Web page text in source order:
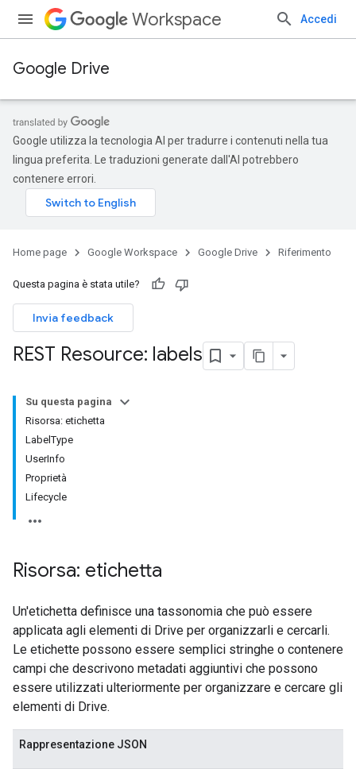
Workspace Accedi
Google Drive
Google utilizza la tecnologia AI per tradurre i contenuti nella tua
lingua preferita. Le traduzioni generate dall'AI potrebbero
contenere errori.
Home page Google Workspace Google Drive Riferimento
Questa pagina è stata utile?
Invia feedback
REST Resource: labels
Su questa pagina
Risorsa: etichetta
LabelType
UserInfo
Proprietà
Lifecycle
Risorsa: etichetta
Un'etichetta definisce una tassonomia che può essere
applicata agli elementi di Drive per organizzarli e cercarli.
Le etichette possono essere semplici stringhe o contenere
campi che descrivono metadati aggiuntivi che possono
essere utilizzati ulteriormente per organizzare e cercare gli
elementi di Drive.
Rappresentazione JSON